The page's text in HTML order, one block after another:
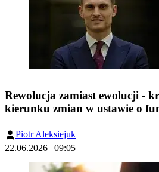
Rewolucja zamiast ewolucji -
kierunku zmian w ustawie o
Piotr Aleksiejuk
22.06.2026 | 09:05